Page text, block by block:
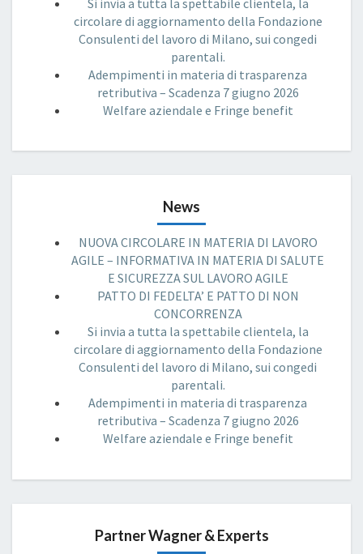
circolare di aggiornamento della Fondazione
Consulenti del lavoro di Milano, sui congedi
parentali.
Adempimenti in materia di trasparenza
retributiva – Scadenza 7 giugno 2026
Welfare aziendale e Fringe benefit
News
NUOVA CIRCOLARE IN MATERIA DI LAVORO
AGILE – INFORMATIVA IN MATERIA DI SALUTE
E SICUREZZA SUL LAVORO AGILE
PATTO DI FEDELTA’ E PATTO DI NON
CONCORRENZA
Si invia a tutta la spettabile clientela, la
circolare di aggiornamento della Fondazione
Consulenti del lavoro di Milano, sui congedi
parentali.
Adempimenti in materia di trasparenza
retributiva – Scadenza 7 giugno 2026
Welfare aziendale e Fringe benefit
Partner Wagner & Experts